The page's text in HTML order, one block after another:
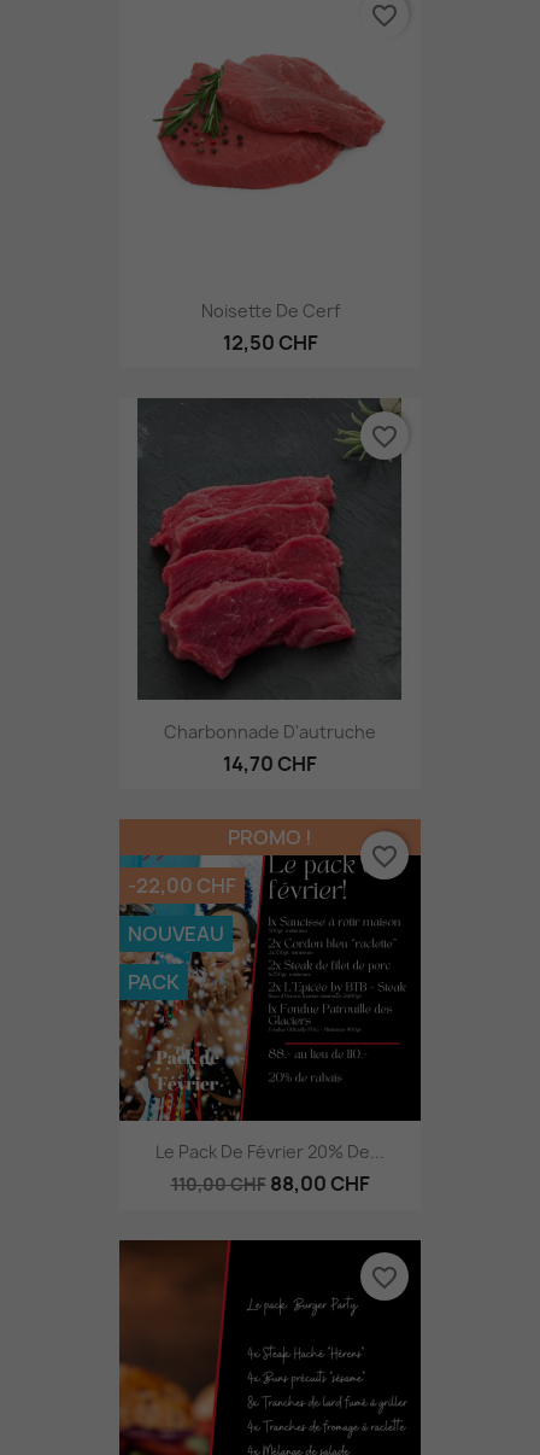
Noisette De Cerf
12,50 CHF
favorite_border
Charbonnade D'autruche
14,70 CHF
favorite_border
Le Pack De Février 20% De...
110,00 CHF 88,00 CHF
PROMO !
-22,00 CHF
NOUVEAU
PACK
favorite_border
favorite_border